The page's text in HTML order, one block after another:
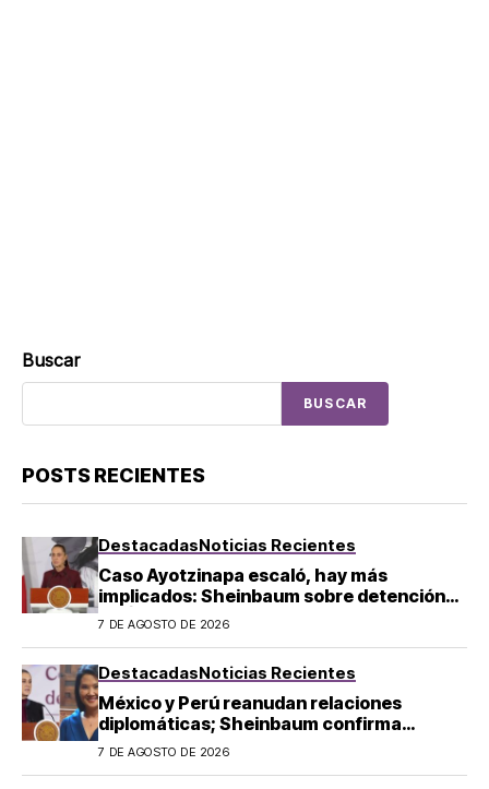
Buscar
BUSCAR
POSTS RECIENTES
DestacadasNoticias Recientes
Caso Ayotzinapa escaló, hay más
implicados: Sheinbaum sobre detención
de Ángel Aguirre
7 DE AGOSTO DE 2026
DestacadasNoticias Recientes
México y Perú reanudan relaciones
diplomáticas; Sheinbaum confirma
llegada de Betssy Chávez al país
7 DE AGOSTO DE 2026